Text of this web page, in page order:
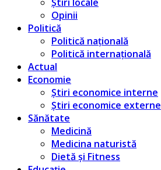
Opinii
Politică
Politică națională
Politică internațională
Actual
Economie
Știri economice interne
Știri economice externe
Sănătate
Medicină
Medicina naturistă
Dietă și Fitness